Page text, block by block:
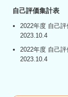
自己評価集計表
2022年度 自己
2023.10.4
2022年度 自己
2023.10.4